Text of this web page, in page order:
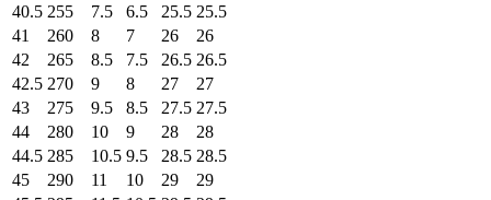
40.5 255 7.5 6.5 25.5 25.5
41
260 8 7 26
26
42
265 8.5 7.5 26.5 26.5
42.5 270 9 8 27
27
43
275 9.5 8.5 27.5 27.5
44
280 10 9 28
28
44.5 285 10.5 9.5 28.5 28.5
45
290 11 10 29
29